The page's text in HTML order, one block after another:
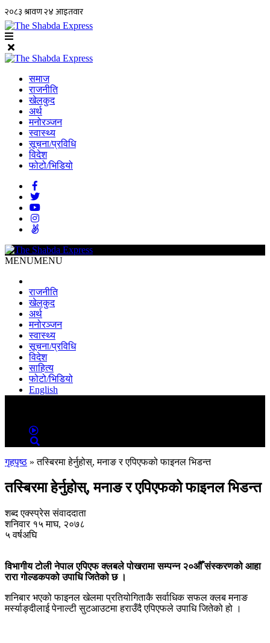
समाज
राजनीति
खेलकुद
अर्थ
मनोरञ्जन
स्वास्थ्य
सूचना/प्रविधि
विदेश
फोटो/भिडियो
MENUMENU
राजनीति
खेलकुद
अर्थ
मनोरञ्जन
स्वास्थ्य
सूचना/प्रविधि
विदेश
साहित्य
फोटो/भिडियो
English
गृहपृष्ठ »तस्बिरमा हेर्नुहोस्, मनाङ र एपिएफको फाइनल भिडन्त
तस्बिरमा हेर्नुहोस्, मनाङ र एपिएफको फाइनल भिडन्त
शब्द एक्स्प्रेस संवाददाता
शनिवार १५ माघ, २०७८
५ वर्षअघि
विभागीय टोली नेपाल एपिएफ क्लबले पोखरामा सम्पन्न २०औँ संस्करणको आहा
रारा गोल्डकपको उपाधि जितेको छ ।
शनिबार भएको फाइनल खेलमा प्रतियोगिताकै सर्वाधिक सफल क्लब मनाङ
मर्स्याङ्दीलाई पेनाल्टी सुटआउटमा हराउँदै एपिएफले उपाधि जितेको हो ।